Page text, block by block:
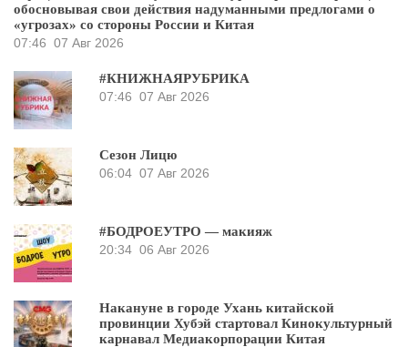
обосновывая свои действия надуманными предлогами о
«угрозах» со стороны России и Китая
07:46 07 Авг 2026
#КНИЖНАЯРУБРИКА
07:46 07 Авг 2026
Сезон Лицю
06:04 07 Авг 2026
#БОДРОЕУТРО — макияж
20:34 06 Авг 2026
Накануне в городе Ухань китайской
провинции Хубэй стартовал Кинокультурный
карнавал Медиакорпорации Китая